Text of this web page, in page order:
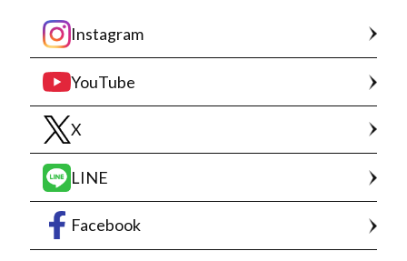
Instagram
YouTube
X
LINE
Facebook